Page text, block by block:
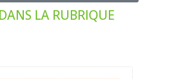
LA RUBRIQUE